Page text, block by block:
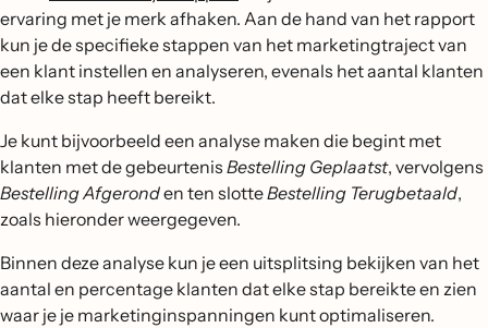
ervaring met je merk afhaken. Aan de hand van het rapport
kun je de specifieke stappen van het marketingtraject van
een klant instellen en analyseren, evenals het aantal klanten
dat elke stap heeft bereikt.
Je kunt bijvoorbeeld een analyse maken die begint met
klanten met de gebeurtenis Bestelling Geplaatst, vervolgens
Bestelling Afgeronden ten slotteBestelling Terugbetaald,
zoals hieronder weergegeven.
Binnen deze analyse kun je een uitsplitsing bekijken van het
aantal en percentage klanten dat elke stap bereikte en zien
waar je je marketinginspanningen kunt optimaliseren.